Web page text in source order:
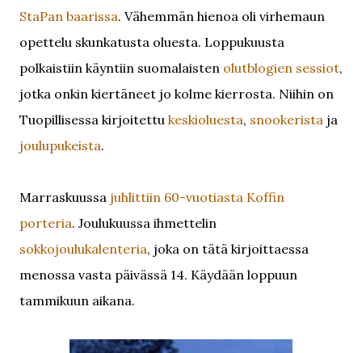
StaPan baarissa. Vähemmän hienoa oli virhemaun
opettelu skunkatusta oluesta. Loppukuusta
polkaistiin käyntiin suomalaisten olutblogien sessiot,
jotka onkin kiertäneet jo kolme kierrosta. Niihin on
Tuopillisessa kirjoitettu keskioluesta, snookerista ja
joulupukeista.
Marraskuussa juhlittiin 60-vuotiasta Koffin
porteria. Joulukuussa ihmettelin
sokkojoulukalenteria, joka on tätä kirjoittaessa
menossa vasta päivässä 14. Käydään loppuun
tammikuun aikana.